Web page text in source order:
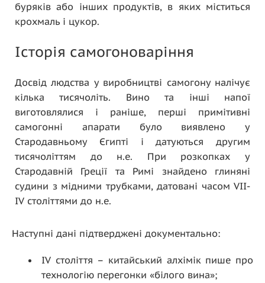
буряків або інших продуктів, в яких міститься
крохмаль і цукор.
Історія самогоноваріння
Досвід людства у виробництві самогону налічує
кілька тисячоліть. Вино та інші напої
виготовлялися і раніше, перші примітивні
самогонні апарати було виявлено у
Стародавньому Єгипті і датуються другим
тисячоліттям до н.е. При розкопках у
Стародавній Греції та Римі знайдено глиняні
судини з мідними трубками, датовані часом VII-
IV століттями до н.е.
Наступні дані підтверджені документально:
IV століття – китайський алхімік пише про
технологію перегонки «білого вина»;